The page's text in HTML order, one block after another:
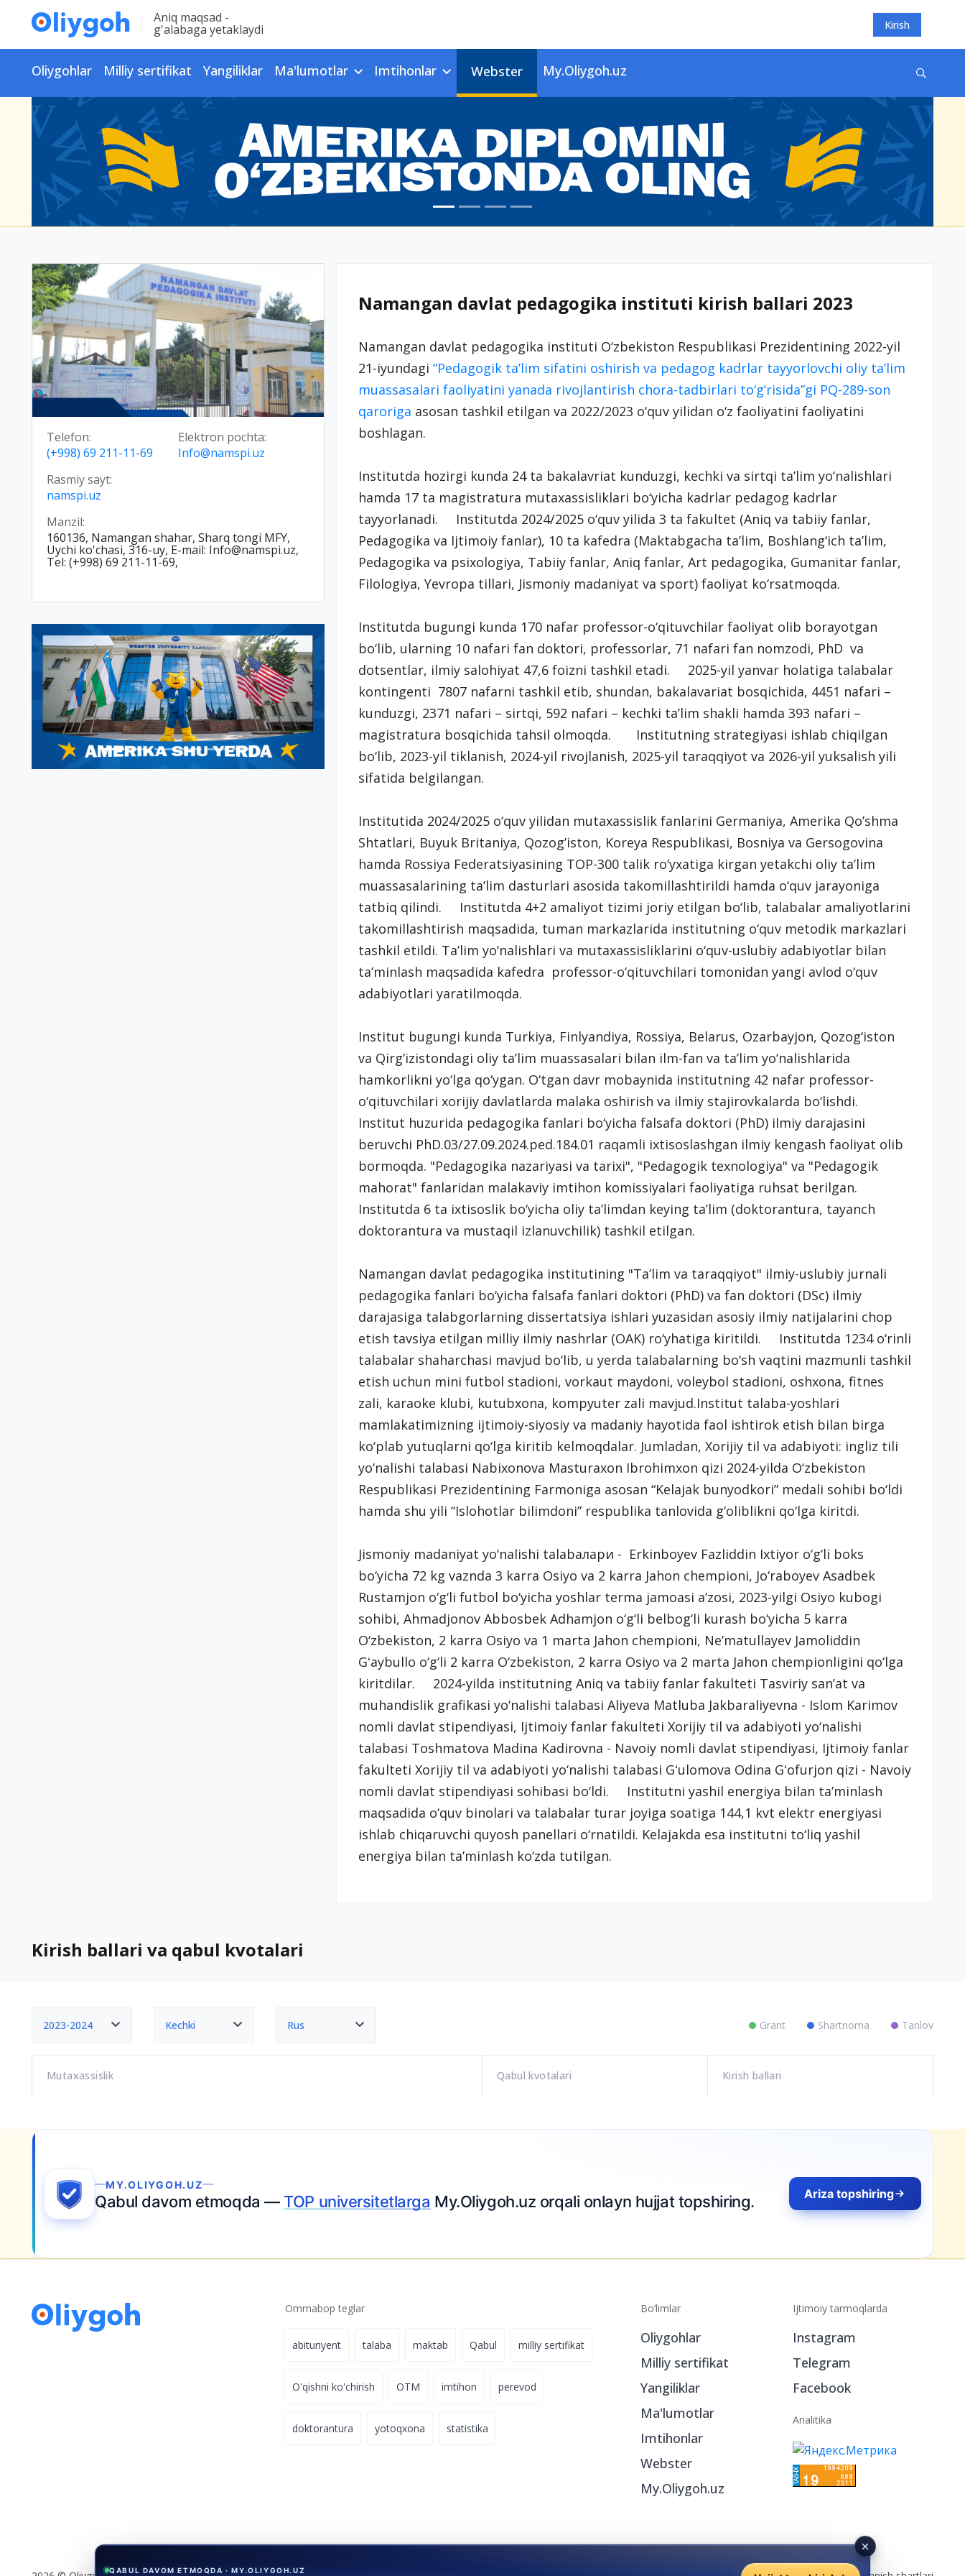
Aniq maqsad -
g'alabaga yetaklaydi Kirish
Oliygohlar Milliy sertifikat Yangiliklar Ma'lumotlar Imtihonlar Webster My.Oliygoh.uz
Telefon:
(+998) 69 211-11-69
Elektron pochta:
Info@namspi.uz
Rasmiy sayt:
namspi.uz
Manzil:
160136, Namangan shahar, Sharq tongi MFY,
Uychi ko'chasi, 316-uy, E-mail: Info@namspi.uz,
Tel: (+998) 69 211-11-69,
Namangan davlat pedagogika instituti kirish ballari 2023
Namangan davlat pedagogika instituti O‘zbekiston Respublikasi Prezidentining 2022-yil
21-iyundagi “Pedagogik ta’lim sifatini oshirish va pedagog kadrlar tayyorlovchi oliy ta’lim
muassasalari faoliyatini yanada rivojlantirish chora-tadbirlari to‘g‘risida”gi PQ-289-son
qaroriga asosan tashkil etilgan va 2022/2023 o‘quv yilidan o‘z faoliyatini faoliyatini
boshlagan.
Institutda hozirgi kunda 24 ta bakalavriat kunduzgi, kechki va sirtqi ta’lim yo‘nalishlari
hamda 17 ta magistratura mutaxassisliklari bo‘yicha kadrlar pedagog kadrlar
tayyorlanadi. Institutda 2024/2025 o‘quv yilida 3 ta fakultet (Aniq va tabiiy fanlar,
Pedagogika va Ijtimoiy fanlar), 10 ta kafedra (Maktabgacha ta’lim, Boshlang‘ich ta’lim,
Pedagogika va psixologiya, Tabiiy fanlar, Aniq fanlar, Art pedagogika, Gumanitar fanlar,
Filologiya, Yevropa tillari, Jismoniy madaniyat va sport) faoliyat ko‘rsatmoqda.
Institutda bugungi kunda 170 nafar professor-o‘qituvchilar faoliyat olib borayotgan
bo‘lib, ularning 10 nafari fan doktori, professorlar, 71 nafari fan nomzodi, PhD va
dotsentlar, ilmiy salohiyat 47,6 foizni tashkil etadi. 2025-yil yanvar holatiga talabalar
kontingenti 7807 nafarni tashkil etib, shundan, bakalavariat bosqichida, 4451 nafari –
kunduzgi, 2371 nafari – sirtqi, 592 nafari – kechki ta’lim shakli hamda 393 nafari –
magistratura bosqichida tahsil olmoqda. Institutning strategiyasi ishlab chiqilgan
bo‘lib, 2023-yil tiklanish, 2024-yil rivojlanish, 2025-yil taraqqiyot va 2026-yil yuksalish yili
sifatida belgilangan.
Institutida 2024/2025 o‘quv yilidan mutaxassislik fanlarini Germaniya, Amerika Qo’shma
Shtatlari, Buyuk Britaniya, Qozog’iston, Koreya Respublikasi, Bosniya va Gersogovina
hamda Rossiya Federatsiyasining TOP-300 talik ro’yxatiga kirgan yetakchi oliy ta’lim
muassasalarining ta’lim dasturlari asosida takomillashtirildi hamda o‘quv jarayoniga
tatbiq qilindi. Institutda 4+2 amaliyot tizimi joriy etilgan bo‘lib, talabalar amaliyotlarini
takomillashtirish maqsadida, tuman markazlarida institutning o‘quv metodik markazlari
tashkil etildi. Ta’lim yo‘nalishlari va mutaxassisliklarini o‘quv-uslubiy adabiyotlar bilan
ta’minlash maqsadida kafedra professor-o‘qituvchilari tomonidan yangi avlod o‘quv
adabiyotlari yaratilmoqda.
Institut bugungi kunda Turkiya, Finlyandiya, Rossiya, Belarus, Ozarbayjon, Qozog‘iston
va Qirg‘izistondagi oliy ta’lim muassasalari bilan ilm-fan va ta’lim yo‘nalishlarida
hamkorlikni yo‘lga qo‘ygan. O‘tgan davr mobaynida institutning 42 nafar professor-
o‘qituvchilari xorijiy davlatlarda malaka oshirish va ilmiy stajirovkalarda bo‘lishdi.
Institut huzurida pedagogika fanlari bo‘yicha falsafa doktori (PhD) ilmiy darajasini
beruvchi PhD.03/27.09.2024.ped.184.01 raqamli ixtisoslashgan ilmiy kengash faoliyat olib
bormoqda. "Pedagogika nazariyasi va tarixi", "Pedagogik texnologiya" va "Pedagogik
mahorat" fanlaridan malakaviy imtihon komissiyalari faoliyatiga ruhsat berilgan.
Institutda 6 ta ixtisoslik bo‘yicha oliy ta’limdan keying ta’lim (doktorantura, tayanch
doktorantura va mustaqil izlanuvchilik) tashkil etilgan.
Namangan davlat pedagogika institutining "Ta’lim va taraqqiyot" ilmiy-uslubiy jurnali
pedagogika fanlari bo‘yicha falsafa fanlari doktori (PhD) va fan doktori (DSc) ilmiy
darajasiga talabgorlarning dissertatsiya ishlari yuzasidan asosiy ilmiy natijalarini chop
etish tavsiya etilgan milliy ilmiy nashrlar (OAK) ro‘yhatiga kiritildi. Institutda 1234 o‘rinli
talabalar shaharchasi mavjud bo‘lib, u yerda talabalarning bo‘sh vaqtini mazmunli tashkil
etish uchun mini futbol stadioni, vorkaut maydoni, voleybol stadioni, oshxona, fitnes
zali, karaoke klubi, kutubxona, kompyuter zali mavjud.Institut talaba-yoshlari
mamlakatimizning ijtimoiy-siyosiy va madaniy hayotida faol ishtirok etish bilan birga
ko‘plab yutuqlarni qo‘lga kiritib kelmoqdalar. Jumladan, Xorijiy til va adabiyoti: ingliz tili
yo‘nalishi talabasi Nabixonova Masturaxon Ibrohimxon qizi 2024-yilda O‘zbekiston
Respublikasi Prezidentining Farmoniga asosan “Kelajak bunyodkori” medali sohibi bo‘ldi
hamda shu yili “Islohotlar bilimdoni” respublika tanlovida g‘oliblikni qo‘lga kiritdi.
Jismoniy madaniyat yo‘nalishi talabaлари - Erkinboyev Fazliddin Ixtiyor o‘g‘li boks
bo‘yicha 72 kg vaznda 3 karra Osiyo va 2 karra Jahon chempioni, Jo‘raboyev Asadbek
Rustamjon o‘g‘li futbol bo‘yicha yoshlar terma jamoasi a’zosi, 2023-yilgi Osiyo kubogi
sohibi, Ahmadjonov Abbosbek Adhamjon o‘g‘li belbog‘li kurash bo‘yicha 5 karra
O‘zbekiston, 2 karra Osiyo va 1 marta Jahon chempioni, Ne’matullayev Jamoliddin
Gʻaybullo o‘g‘li 2 karra O‘zbekiston, 2 karra Osiyo va 2 marta Jahon chempionligini qo‘lga
kiritdilar. 2024-yilda institutning Aniq va tabiiy fanlar fakulteti Tasviriy san’at va
muhandislik grafikasi yo‘nalishi talabasi Aliyeva Matluba Jakbaraliyevna - Islom Karimov
nomli davlat stipendiyasi, Ijtimoiy fanlar fakulteti Xorijiy til va adabiyoti yo‘nalishi
talabasi Toshmatova Madina Kadirovna - Navoiy nomli davlat stipendiyasi, Ijtimoiy fanlar
fakulteti Xorijiy til va adabiyoti yo‘nalishi talabasi Gʻulomova Odina Gʻofurjon qizi - Navoiy
nomli davlat stipendiyasi sohibasi bo‘ldi. Institutni yashil energiya bilan ta’minlash
maqsadida o‘quv binolari va talabalar turar joyiga soatiga 144,1 kvt elektr energiyasi
ishlab chiqaruvchi quyosh panellari o‘rnatildi. Kelajakda esa institutni to‘liq yashil
energiya bilan ta’minlash ko‘zda tutilgan.
Kirish ballari va qabul kvotalari
2023-2024 Kechki Rus Grant Shartnoma Tanlov
Mutaxassislik Qabul kvotalari Kirish ballari
topshiring. Ariza topshiring
Ommabop teglar
abituriyent talaba maktab Qabul milliy sertifikat
O'qishni ko'chirish OTM imtihon perevod
doktorantura yotoqxona statistika
Bo‘limlar
Oliygohlar
Milliy sertifikat
Yangiliklar
Ma'lumotlar
Imtihonlar
Webster
My.Oliygoh.uz
Ijtimoiy tarmoqlarda
Instagram
Telegram
Facebook
Analitika
QABUL DAVOM ETMOQDA · MY.OLIYGOH.UZ